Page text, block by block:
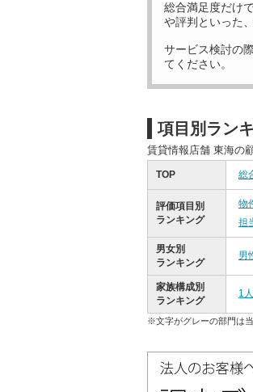
総合満足度だけ
や評判といった
サービス検討の
てください。
項目別ラン
賃貸情報店舗 東海の
TOP 総
評価項目別
ランキング
物
担
男女別
ランキング
男
家族構成別
ランキング
1
※文字がグレーの部門は